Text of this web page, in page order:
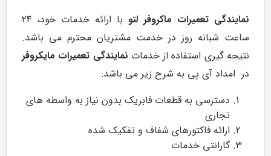
نمایندگی تعمیرات ماکروفر لتو
با ارائه خدمات خود، ۲۴
ساعت شبانه روز در خدمت مشتریان محترم می باشد.
نتیجه گیری استفاده از خدمات نمایندگی تعمیرات مایکروفر
در امداد آی پی به شرح زیر می باشد:
دسترسی به قطعات فابریک بدون نیاز به واسطه های
تجاری
ارائه فاکتورهای شفاف و تفکیک شده
گارانتی خدمات